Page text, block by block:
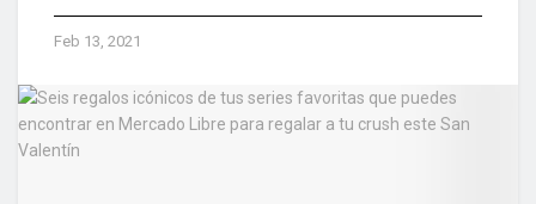
Feb 13, 2021